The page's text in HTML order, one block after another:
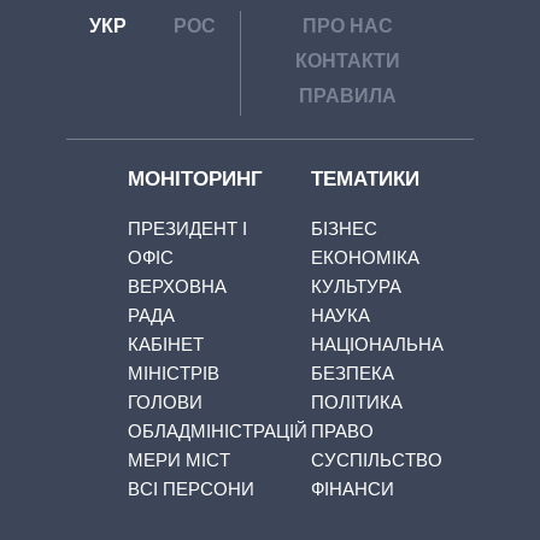
УКР РОС
ПРО НАС
КОНТАКТИ
ПРАВИЛА
МОНІТОРИНГ
ПРЕЗИДЕНТ І
ОФІС
ВЕРХОВНА
РАДА
КАБІНЕТ
МІНІСТРІВ
ГОЛОВИ
ОБЛАДМІНІСТРАЦІЙ
МЕРИ МІСТ
ВСІ ПЕРСОНИ
ТЕМАТИКИ
БІЗНЕС
ЕКОНОМІКА
КУЛЬТУРА
НАУКА
НАЦІОНАЛЬНА
БЕЗПЕКА
ПОЛІТИКА
ПРАВО
СУСПІЛЬСТВО
ФІНАНСИ